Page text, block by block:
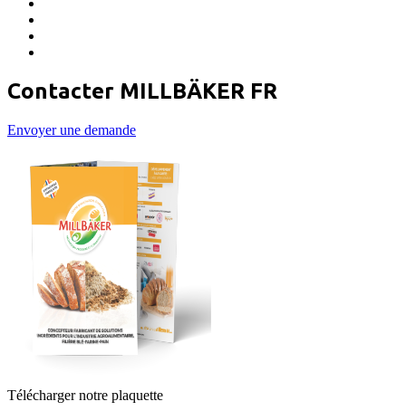
Contacter MILLBÄKER FR
Envoyer une demande
Télécharger notre plaquette